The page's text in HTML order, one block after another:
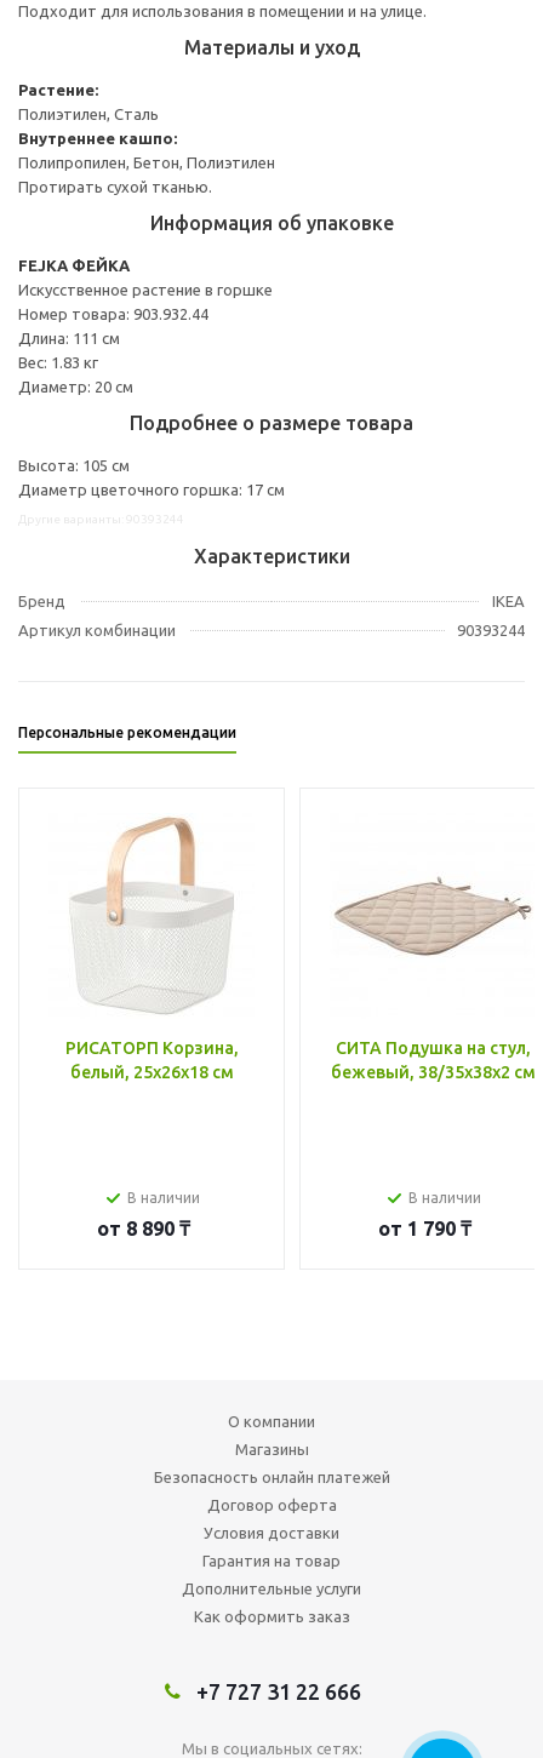
Подходит для использования в помещении и на улице.
Материалы и уход
Растение:
Полиэтилен, Сталь
Внутреннее кашпо:
Полипропилен, Бетон, Полиэтилен
Протирать сухой тканью.
Информация об упаковке
FEJKA ФЕЙКА
Искусственное растение в горшке
Номер товара: 903.932.44
Длина: 111 см
Вес: 1.83 кг
Диаметр: 20 см
Подробнее о размере товара
Высота: 105 см
Диаметр цветочного горшка: 17 см
Характеристики
Бренд
IKEA
Артикул комбинации
90393244
Персональные рекомендации
РИСАТОРП Корзина,
белый, 25x26x18 см
В наличии
от 8 890 ₸
СИТА Подушка на стул,
бежевый, 38/35x38x2 см
В наличии
от 1 790 ₸
О компании
Магазины
Безопасность онлайн платежей
Договор оферта
Условия доставки
Гарантия на товар
Дополнительные услуги
Как оформить заказ
+7 727 31 22 666
Мы в социальных сетях: